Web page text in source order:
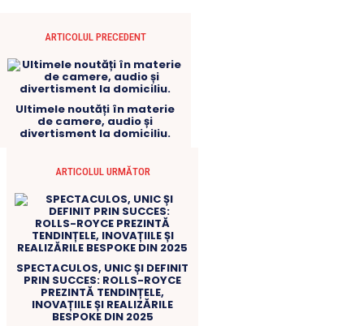
ARTICOLUL PRECEDENT
Ultimele noutăți în materie
de camere, audio și
divertisment la domiciliu.
ARTICOLUL URMĂTOR
SPECTACULOS, UNIC ȘI DEFINIT
PRIN SUCCES: ROLLS-ROYCE
PREZINTĂ TENDINȚELE,
INOVAȚIILE ȘI REALIZĂRILE
BESPOKE DIN 2025